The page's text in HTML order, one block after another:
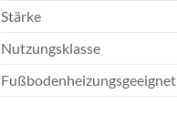
Stärke
Nutzungsklasse
Fußbodenheizungsgeeignet